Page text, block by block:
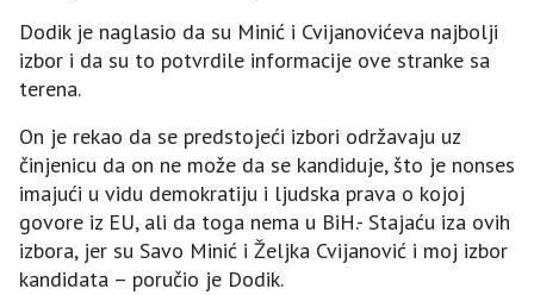
Dodik je naglasio da su Minić i Cvijanovićeva najbolji
izbor i da su to potvrdile informacije ove stranke sa
terena.
On je rekao da se predstojeći izbori održavaju uz
činjenicu da on ne može da se kandiduje, što je nonses
imajući u vidu demokratiju i ljudska prava o kojoj
govore iz EU, ali da toga nema u BiH.- Stajaću iza ovih
izbora, jer su Savo Minić i Željka Cvijanović i moj izbor
kandidata – poručio je Dodik.